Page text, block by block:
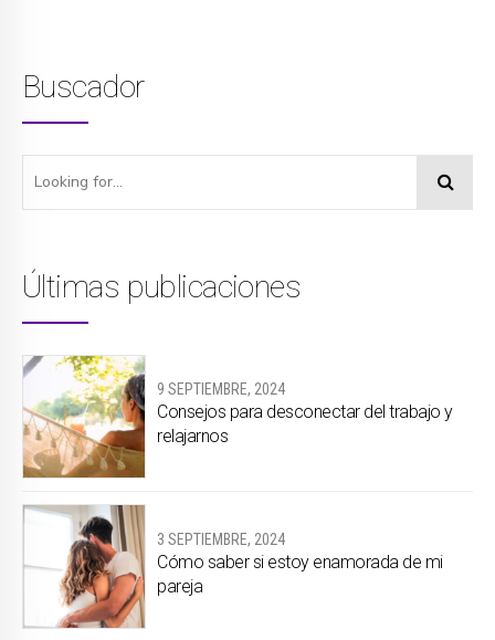
Buscador
Últimas publicaciones
9 SEPTIEMBRE, 2024
Consejos para desconectar del trabajo y
relajarnos
3 SEPTIEMBRE, 2024
Cómo saber si estoy enamorada de mi
pareja